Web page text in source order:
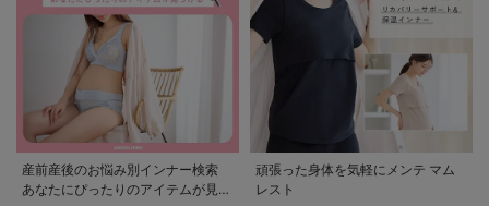
産前産後のお悩み別インナー検索
あなたにぴったりのアイテムが見つ
頑張った身体を気軽にメンテ マム
レスト